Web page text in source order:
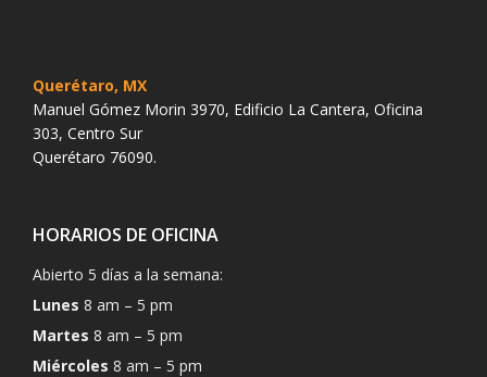
Querétaro, MX
Manuel Gómez Morin 3970, Edificio La Cantera, Oficina
303, Centro Sur
Querétaro 76090.
HORARIOS DE OFICINA
Abierto 5 días a la semana:
Lunes 8 am – 5 pm
Martes 8 am – 5 pm
Miércoles 8 am – 5 pm